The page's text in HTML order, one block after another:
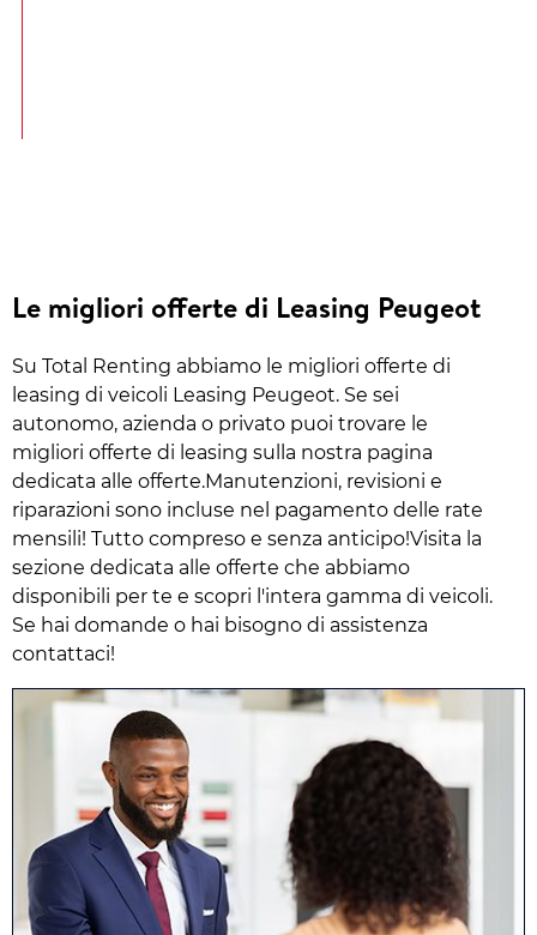
Le migliori offerte di Leasing Peugeot
Su Total Renting abbiamo le migliori offerte di
leasing di veicoli Leasing Peugeot. Se sei
autonomo, azienda o privato puoi trovare le
migliori offerte di leasing sulla nostra pagina
dedicata alle offerte.Manutenzioni, revisioni e
riparazioni sono incluse nel pagamento delle rate
mensili! Tutto compreso e senza anticipo!Visita la
sezione dedicata alle offerte che abbiamo
disponibili per te e scopri l'intera gamma di veicoli.
Se hai domande o hai bisogno di assistenza
contattaci!